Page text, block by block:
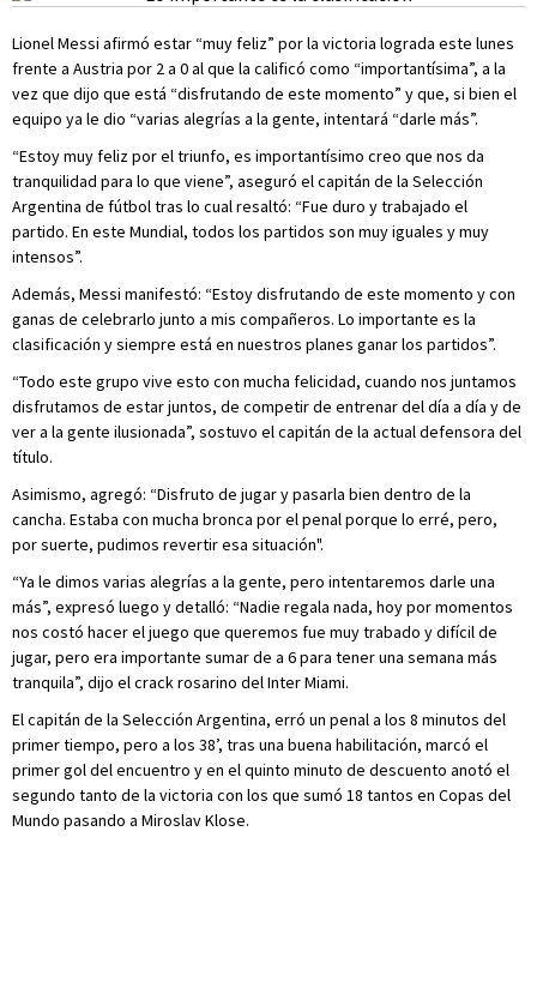
Lionel Messi afirmó estar “muy feliz” por la victoria lograda este lunes
frente a Austria por 2 a 0 al que la calificó como “importantísima”, a la
vez que dijo que está “disfrutando de este momento” y que, si bien el
equipo ya le dio “varias alegrías a la gente, intentará “darle más”.
“Estoy muy feliz por el triunfo, es importantísimo creo que nos da
tranquilidad para lo que viene”, aseguró el capitán de la Selección
Argentina de fútbol tras lo cual resaltó: “Fue duro y trabajado el
partido. En este Mundial, todos los partidos son muy iguales y muy
intensos”.
Además, Messi manifestó: “Estoy disfrutando de este momento y con
ganas de celebrarlo junto a mis compañeros. Lo importante es la
clasificación y siempre está en nuestros planes ganar los partidos”.
“Todo este grupo vive esto con mucha felicidad, cuando nos juntamos
disfrutamos de estar juntos, de competir de entrenar del día a día y de
ver a la gente ilusionada”, sostuvo el capitán de la actual defensora del
título.
Asimismo, agregó: “Disfruto de jugar y pasarla bien dentro de la
cancha. Estaba con mucha bronca por el penal porque lo erré, pero,
por suerte, pudimos revertir esa situación".
“Ya le dimos varias alegrías a la gente, pero intentaremos darle una
más”, expresó luego y detalló: “Nadie regala nada, hoy por momentos
nos costó hacer el juego que queremos fue muy trabado y difícil de
jugar, pero era importante sumar de a 6 para tener una semana más
tranquila”, dijo el crack rosarino del Inter Miami.
El capitán de la Selección Argentina, erró un penal a los 8 minutos del
primer tiempo, pero a los 38’, tras una buena habilitación, marcó el
primer gol del encuentro y en el quinto minuto de descuento anotó el
segundo tanto de la victoria con los que sumó 18 tantos en Copas del
Mundo pasando a Miroslav Klose.